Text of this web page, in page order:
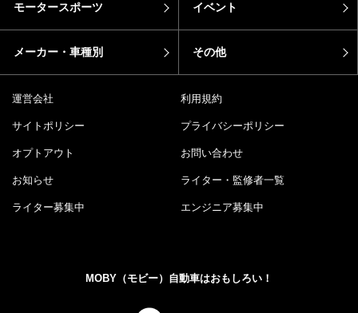
モータースポーツ イベント
メーカー・車種別 その他
運営会社 利用規約
サイトポリシー プライバシーポリシー
オプトアウト お問い合わせ
お知らせ ライター・監修者一覧
ライター募集中 エンジニア募集中
MOBY（モビー）自動車はおもしろい！